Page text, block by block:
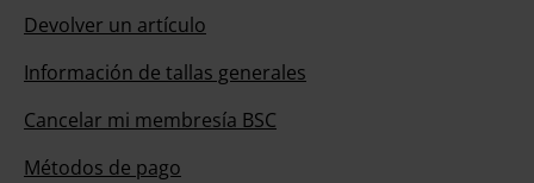
Devolver un artículo
Información de tallas generales
Cancelar mi membresía BSC
Métodos de pago